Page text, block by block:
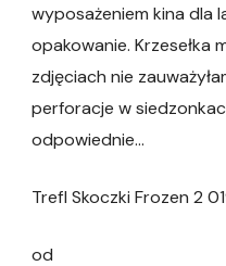
wyposażeniem kina dla
opakowanie. Krzesełka
zdjęciach nie
perforacje w
odpowiednie…
Trefl Skoczki Frozen 2
od